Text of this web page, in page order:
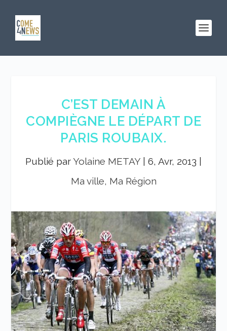
C’EST DEMAIN À
COMPIÈGNE LE DÉPART DE
PARIS ROUBAIX.
Publié parYolaine METAY 6, Avr, 2013
Ma ville, Ma Région